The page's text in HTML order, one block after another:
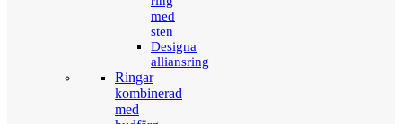
med
sten
Designa
alliansring
Ringar
kombinerad
med